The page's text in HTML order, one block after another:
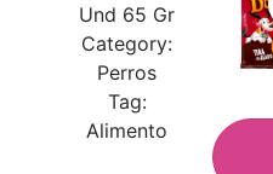
Und 65 Gr
Category:
Perros
Tag:
Alimento